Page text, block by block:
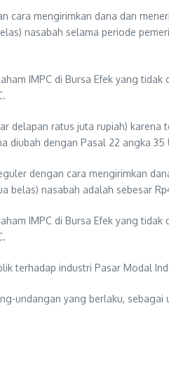
cara mengirimkan dana dan
nasabah selama periode
IMPC di Bursa Efek yang tidak
delapan ratus juta rupiah) karena
diubah dengan Pasal 22 angka 35
dengan cara mengirimkan
belas) nasabah adalah sebesar
IMPC di Bursa Efek yang tidak
terhadap industri Pasar Modal
undangan yang berlaku, sebagai